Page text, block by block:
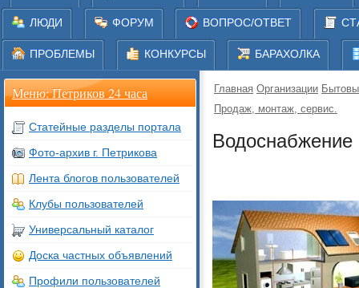
ЛЮДИ ФОРУМ ВОПРОС/ОТВЕТ
ПРОБЛЕМЫ КОНКУРСЫ БАРАХОЛКА
Главная Организации
Продаж, монтаж, сервис.
Меню: Петриков 24 часа
Статейные разделы портала
Фото-архив г. Петрикова
Лента блогов пользователей
Клубы пользователей
Универсальный каталог
Доска частных объявлений
Профили пользователей